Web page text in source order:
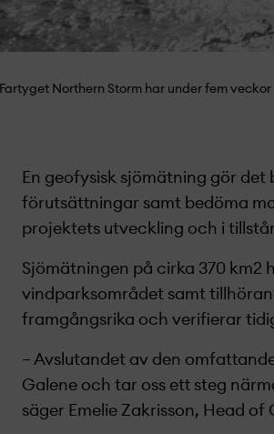
Fartyget Northern Storm har under fem
En geofysisk sjömätning gör
förutsättningar samt bedöma
projekt­ets utveckling och i
Sjömätningen på cirka 370 km2
vindparksområdet samt
framgångsrika och verifierar
– Avslutandet av den
Galene och tar oss ett steg
säger Emelie Zakrisson, Head